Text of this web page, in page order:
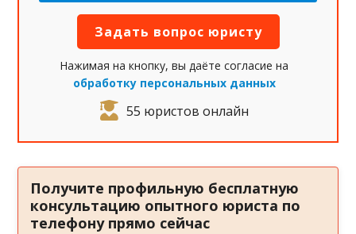
Нажимая на кнопку, вы даёте согласие на
обработку персональных данных
55 юристов онлайн
Получите профильную бесплатную
консультацию опытного юриста по
телефону прямо сейчас